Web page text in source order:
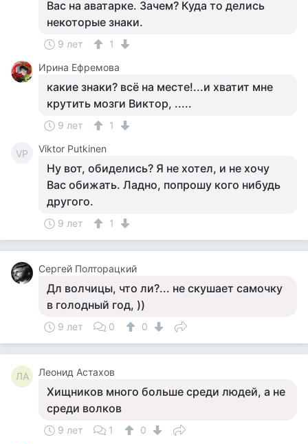
Вас на аватарке. Зачем? Куда то делись
некоторые знаки.
9 лет
1
Ирина Ефремова
какие знаки? всё на месте!...и хватит мне
крутить мозги Виктор, .....
9 лет 1
VP Viktor Putkinen
Ну вот, обиделись? Я не хотел, и не хочу
Вас обижать. Ладно, попрошу кого нибудь
другого.
9 лет 1
Сергей Полторацкий
Дл волчицы, что ли?... не скушает самочку
в голодный год, ))
9 лет 0 0
ЛА Леонид Астахов
Хищников много больше среди людей, а не
среди волков
9 лет 1
0